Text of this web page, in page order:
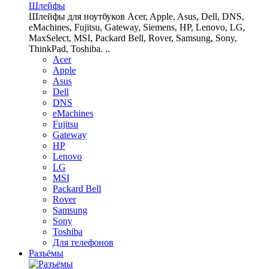
Шлейфы
Шлейфы для ноутбуков Acer, Apple, Asus, Dell, DNS,
eMachines, Fujitsu, Gateway, Siemens, HP, Lenovo, LG,
MaxSelect, MSI, Packard Bell, Rover, Samsung, Sony,
ThinkPad, Toshiba. ..
Acer
Apple
Asus
Dell
DNS
eMachines
Fujitsu
Gateway
HP
Lenovo
LG
MSI
Packard Bell
Rover
Samsung
Sony
Toshiba
Для телефонов
Разъёмы